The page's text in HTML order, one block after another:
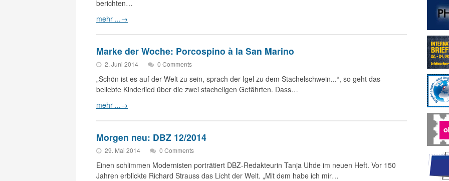
berichten…
mehr ...→
Marke der Woche: Porcospino à la San Marino
2. Juni 2014 0 Comments
„Schön ist es auf der Welt zu sein, sprach der Igel zu dem Stachelschwein...“, so geht das
beliebte Kinderlied über die zwei stacheligen Gefährten. Dass…
mehr ...→
Morgen neu: DBZ 12/2014
29. Mai 2014 0 Comments
Einen schlimmen Modernisten porträtiert DBZ-Redakteurin Tanja Uhde im neuen Heft. Vor 150
Jahren erblickte Richard Strauss das Licht der Welt. „Mit dem habe ich mir…